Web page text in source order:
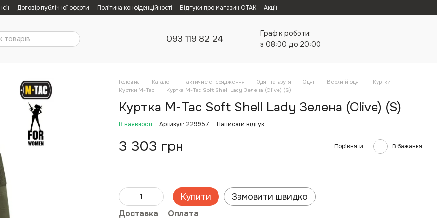
Договір публічної оферти Політика конфіденційності Відгуки про магазин ОТАК Акції
093 119 82 24
Графік роботи:
з 08:00 до 20:00
Головна Каталог Тактичне спорядження Одяг та взутя Одяг Верхній одяг
Куртки
Куртки M-Tac
Куртка M-Tac Soft Shell Lady Зелена (Olive) (S)
Куртка M-Tac Soft Shell Lady Зелена (Olive) (S)
В наявності Артикул: 229957 Написати відгук
3 303 грн Порівняти В бажання
Купити Замовити швидко
Доставка Оплата